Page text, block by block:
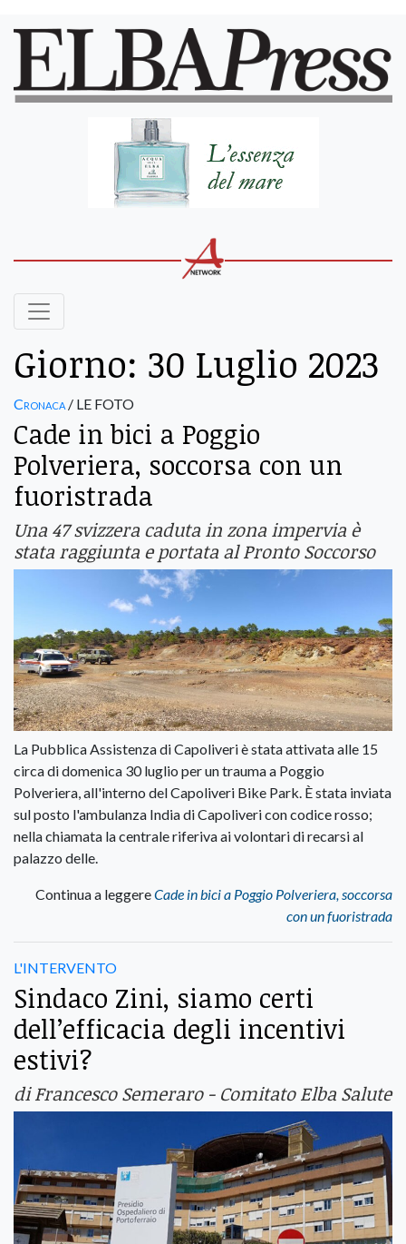
Giorno: 30 Luglio 2023
Cronaca / LE FOTO
Cade in bici a Poggio
Polveriera, soccorsa con un
fuoristrada
Una 47 svizzera caduta in zona impervia è
stata raggiunta e portata al Pronto Soccorso
La Pubblica Assistenza di Capoliveri è stata attivata alle 15
circa di domenica 30 luglio per un trauma a Poggio
Polveriera, all'interno del Capoliveri Bike Park. È stata inviata
sul posto l'ambulanza India di Capoliveri con codice rosso;
nella chiamata la centrale riferiva ai volontari di recarsi al
palazzo delle.
Continua a leggereCade in bici a Poggio Polveriera, soccorsa
con un fuoristrada
L'INTERVENTO
Sindaco Zini, siamo certi
dell’efficacia degli incentivi
estivi?
di Francesco Semeraro - Comitato Elba Salute